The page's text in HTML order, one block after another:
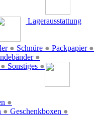
● Schnüre ● Packpapier ●
Lagerausstattung
●
● Sonstiges ●
●
● Geschenkboxen ●